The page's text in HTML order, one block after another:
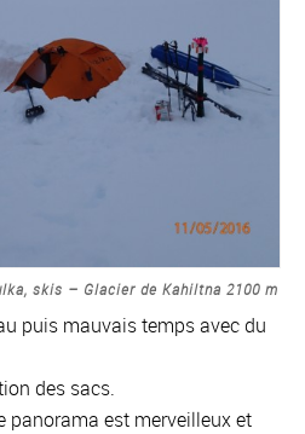
skis – Glacier de Kahiltna 2100 m
puis mauvais temps avec du
des sacs.
panorama est merveilleux et